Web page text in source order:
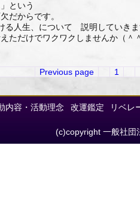
という
だからです。
る人生、について 説明していき
ただけでワクワクしませんか（＾
Previous page 1
内容・活動理念 改運鑑定 リベレ
(c)copyright 一般社